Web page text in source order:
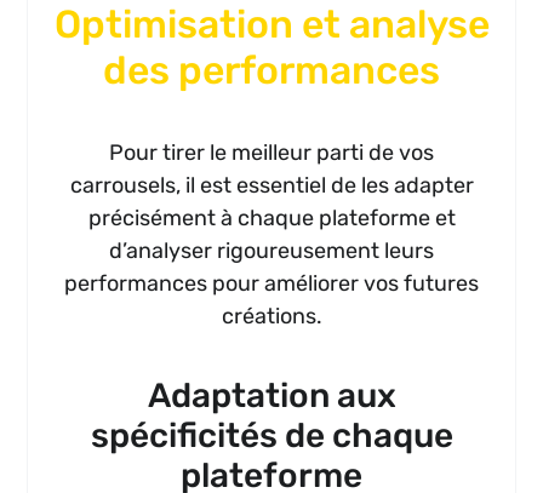
Optimisation et analyse
des performances
Pour tirer le meilleur parti de vos
carrousels, il est essentiel de les adapter
précisément à chaque plateforme et
d’analyser rigoureusement leurs
performances pour améliorer vos futures
créations.
Adaptation aux
spécificités de chaque
plateforme